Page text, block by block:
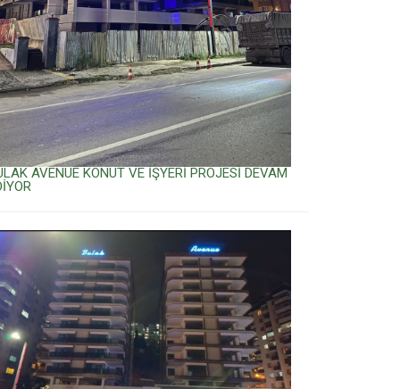
AVENUE KONUT VE İŞYERİ PROJESİ DEVAM